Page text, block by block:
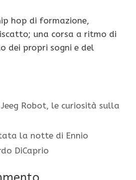
hop di formazione,
una corsa a ritmo di
dei propri sogni e del
Robot, le curiosità sulla
la notte di Ennio
DiCaprio